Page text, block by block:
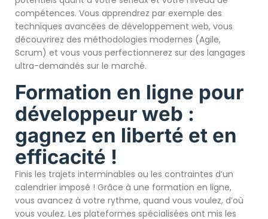
compétences. Vous apprendrez par exemple des
techniques avancées de développement web, vous
découvrirez des méthodologies modernes (Agile,
Scrum) et vous vous perfectionnerez sur des langages
ultra-demandés sur le marché.
Formation en ligne pour
développeur web :
gagnez en liberté et en
efficacité !
Finis les trajets interminables ou les contraintes d’un
calendrier imposé ! Grâce à une formation en ligne,
vous avancez à votre rythme, quand vous voulez, d’où
vous voulez. Les plateformes spécialisées ont mis les